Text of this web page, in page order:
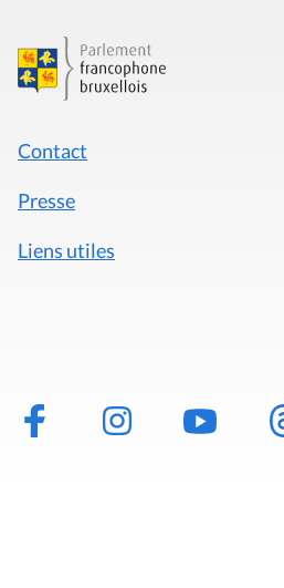
Contact
Presse
Liens utiles